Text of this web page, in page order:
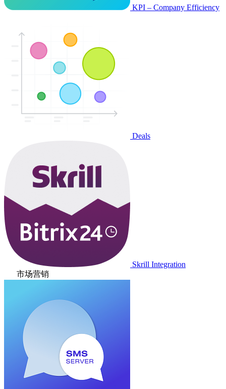
KPI – Company Efficiency
Deals
Skrill Integration
市场营销